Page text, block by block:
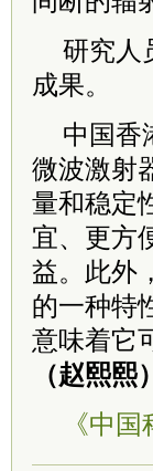
研究人
成果。
中国香
微波激射
量和稳定
宜、更方
益。此外
的一种特
意味着它
（赵熙熙）
《中